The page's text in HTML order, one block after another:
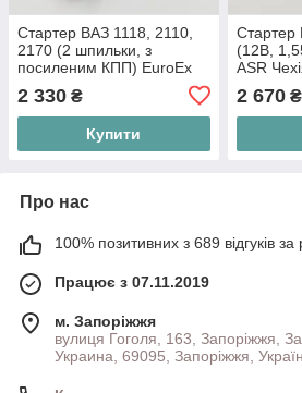
Стартер ВАЗ 1118, 2110,
2170 (2 шпильки, з
посиленим КПП) EuroEx
2112-3708010
2 330 ₴
Купити
Стартер
(12В,
ASR
2 670₴
Про нас
100% позитивних з 689 відгуків за
Працює з 07.11.2019
м. Запоріжжя
вулиця Гоголя, 163, Запоріжжя,
Украина, 69095, Запоріжжя,